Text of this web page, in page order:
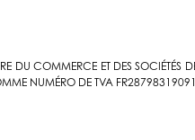
DU COMMERCE ET DES
NUMÉRO DE TVA